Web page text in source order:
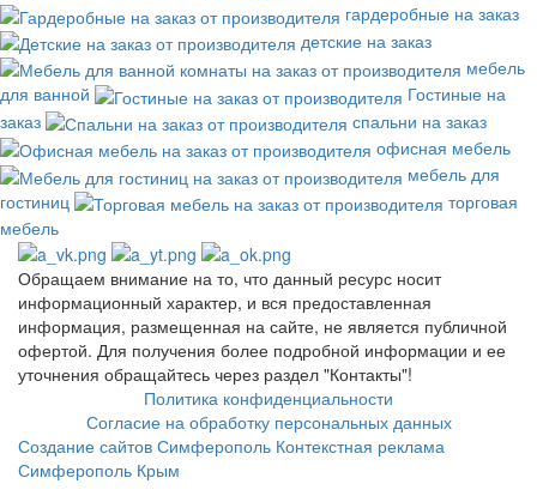
гардеробные на заказ
детские на заказ
мебель
для ванной
Гостиные на
заказ
спальни на заказ
офисная мебель
мебель для
гостиниц
торговая
мебель
Обращаем внимание на то, что данный ресурс носит
информационный характер, и вся предоставленная
информация, размещенная на сайте, не является публичной
офертой. Для получения более подробной информации и ее
уточнения обращайтесь через раздел "Контакты"!
Политика конфиденциальности
Согласие на обработку персональных данных
Создание сайтов Симферополь Контекстная реклама
Симферополь Крым